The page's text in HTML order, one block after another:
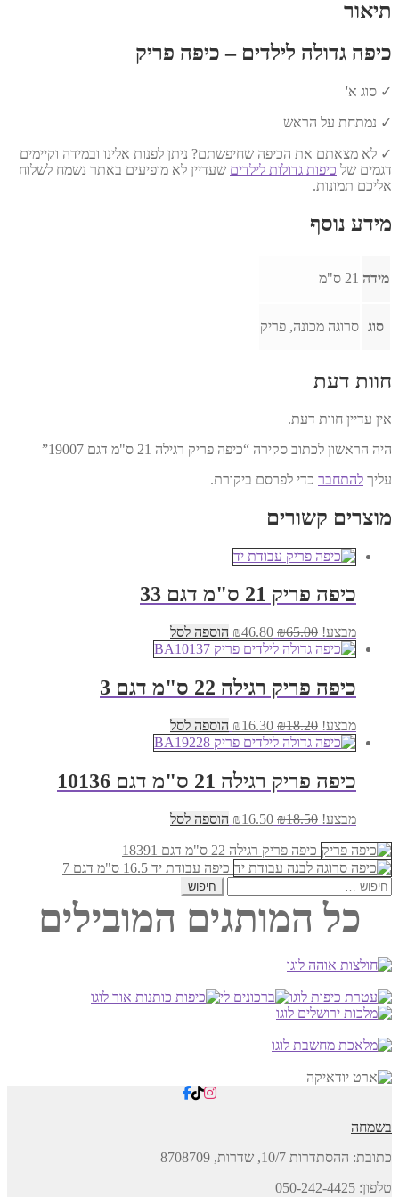
תיאור
כיפה גדולה לילדים – כיפה פריק
✓ סוג א'
✓ נמתחת על הראש
✓ לא מצאתם את הכיפה שחיפשתם? ניתן לפנות אלינו ובמידה וקיימים
דגמים של כיפות גדולות לילדים שעדיין לא מופיעים באתר נשמח לשלוח
אליכם תמונות.
מידע נוסף
מידה 21 ס"מ
סוג סרוגה מכונה, פריק
חוות דעת
אין עדיין חוות דעת.
היה הראשון לכתוב סקירה “כיפה פריק רגילה 21 ס"מ דגם 19007”
עליך להתחבר כדי לפרסם ביקורת.
מוצרים קשורים
כיפה פריק 21 ס"מ דגם 33
מבצע! ₪65.00
המחיר
המקורי
היה:
₪65.00.
₪46.80
המחיר
הנוכחי
הוא:
₪46.80.
הוספה לסל
כיפה פריק רגילה 22 ס"מ דגם 3
מבצע! ₪18.20
המחיר
המקורי
היה:
₪18.20.
₪16.30
המחיר
הנוכחי
הוא:
₪16.30.
הוספה לסל
כיפה פריק רגילה 21 ס"מ דגם 10136
מבצע! ₪18.50
המחיר
היה:
₪18.50.
₪16.50
המחיר
הוא:
₪16.50.
הוספה לסל
כיפה פריק רגילה 22 ס"מ דגם 18391
כיפה עבודת יד 16.5 ס"מ דגם 7
חיפוש:
כל המותגים המובילים
בשמחה
כתובת: ההסתדרות 10/7, שדרות,
8708709
טלפון: 050-242-4425